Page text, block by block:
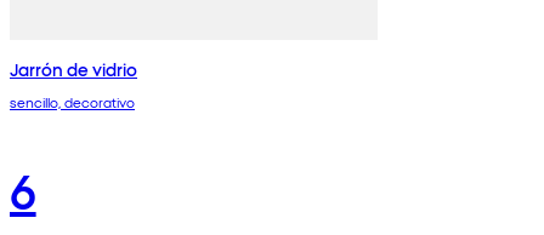
Jarrón de vidrio
sencillo, decorativo
6